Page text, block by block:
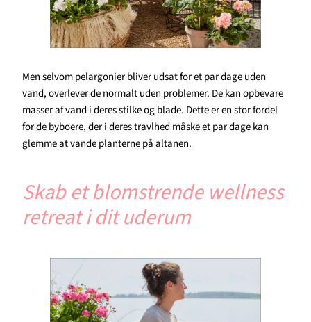
Men selvom pelargonier bliver udsat for et par dage uden
vand, overlever de normalt uden problemer. De kan opbevare
masser af vand i deres stilke og blade. Dette er en stor fordel
for de byboere, der i deres travlhed måske et par dage kan
glemme at vande planterne på altanen.
Skab et blomstrende wellness
retreat i dit uderum